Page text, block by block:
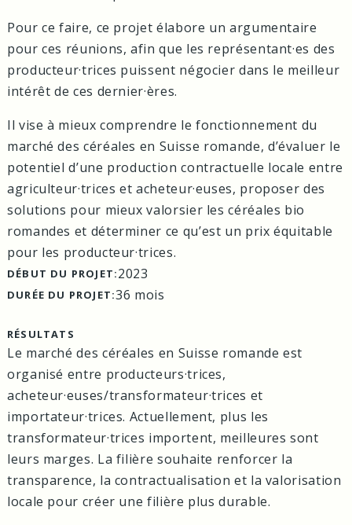
Pour ce faire, ce projet élabore un argumentaire
pour ces réunions, afin que les représentant·es des
producteur·trices puissent négocier dans le meilleur
intérêt de ces dernier·ères.
Il vise à mieux comprendre le fonctionnement du
marché des céréales en Suisse romande, d’évaluer le
potentiel d’une production contractuelle locale entre
agriculteur·trices et acheteur·euses, proposer des
solutions pour mieux valorsier les céréales bio
romandes et déterminer ce qu’est un prix équitable
pour les producteur·trices.
DÉBUT DU PROJET:2023
DURÉE DU PROJET:36 mois
RÉSULTATS
Le marché des céréales en Suisse romande est
organisé entre producteurs·trices,
acheteur·euses/transformateur·trices et
importateur·trices. Actuellement, plus les
transformateur·trices importent, meilleures sont
leurs marges. La filière souhaite renforcer la
transparence, la contractualisation et la valorisation
locale pour créer une filière plus durable.